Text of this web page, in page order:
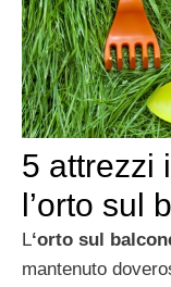
5 attrezzi
l’orto sul
L‘orto sul
mantenuto